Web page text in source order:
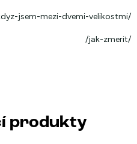
jsem-mezi-dvemi-velikostmi/
/jak-zmerit/
produkty